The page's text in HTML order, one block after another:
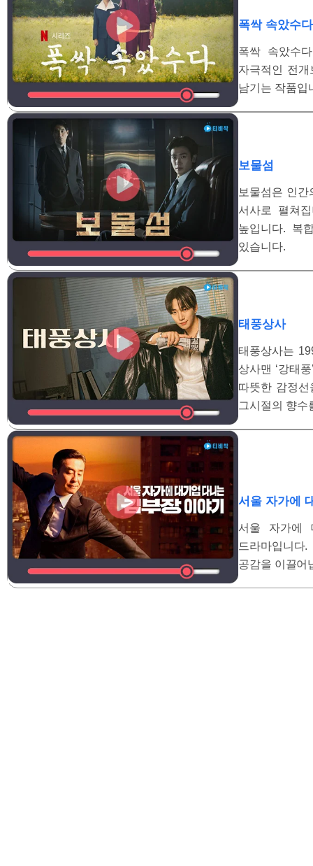
폭싹 속았수다
폭싹 속았수
자극적인 전
남기는 작품입
보물섬
보물섬은 인
서사로 펼쳐
높입니다. 복
있습니다.
태풍상사
태풍상사는
상사맨 ‘강태
따뜻한 감정
그시절의 향수
서울 자가에
서울 자가에
드라마입니
공감을 이끌어